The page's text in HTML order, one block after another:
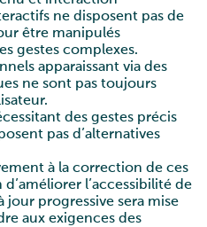
ne disposent pas de
être manipulés
gestes complexes.
apparaissant via des
ne sont pas toujours
des gestes précis
pas d’alternatives
à la correction de ces
l’accessibilité de
jour progressive sera mise
aux exigences des